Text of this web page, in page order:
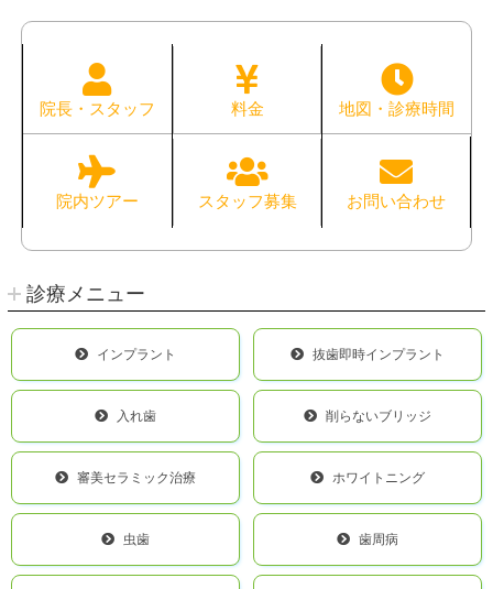
院長・スタッフ 料金 地図・診療時間
院内ツアー スタッフ募集 お問い合わせ
診療メニュー
インプラント 抜歯即時インプラント
入れ歯 削らないブリッジ
審美セラミック治療 ホワイトニング
虫歯 歯周病